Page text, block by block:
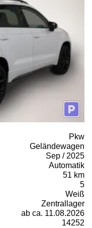
Pkw
Geländewagen
Sep / 2025
Automatik
51 km
5
Weiß
Zentrallager
ab ca. 11.08.2026
14252